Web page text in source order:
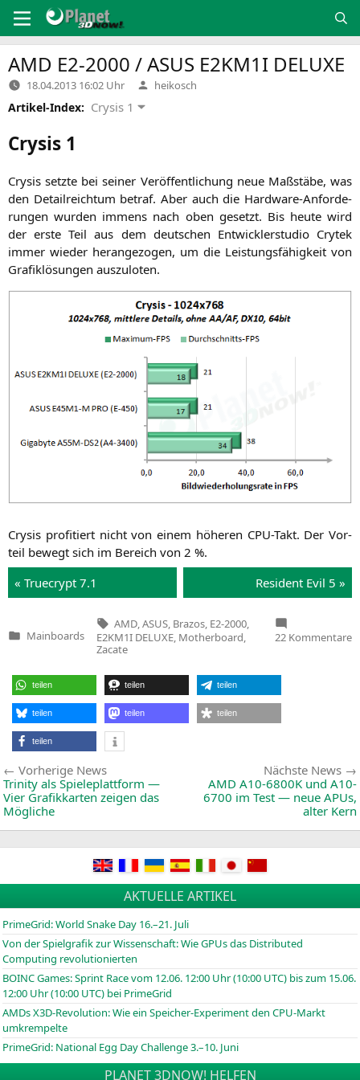
Inhalt
springen
AMD E2-2000 /ASUS E2KM1I DELUXE
18.04.2013 16:02 Uhr Verfasst
von
heikosch
Artikel-Index: Crysis 1
Crysis 1
Crysis setz­te bei sei­ner Ver­öf­fent­li­chung neue Maß­stä­be, was
den Detail­reich­tum betraf. Aber auch die Hard­ware-Anfor­de­
run­gen wur­den immens nach oben gesetzt. Bis heu­te wird
der ers­te Teil aus dem deut­schen Ent­wick­ler­stu­dio Crytek
immer wie­der her­an­ge­zo­gen, um die Leis­tungs­fä­hig­keit von
Gra­fik­lö­sun­gen auszuloten.
Crysis pro­fi­tiert nicht von einem höhe­ren CPU-Takt. Der Vor­
teil bewegt sich im Bereich von 2 %.
« True­crypt 7.1
Resi­dent Evil 5 »
Veröffentlicht
Mainboards
Tags:
AMD,ASUS, Brazos, E2-2000,
E2KM1I DELUXE, Motherboard
Zacate
22 Kommentare
teilen teilen teilen
teilen teilen teilen
teilen
Beitragsnavigation
Vorherige NewsVorherige
News:
Trinity als Spieleplattform —
Vier Grafikkarten zeigen das
Mögliche
Nächste News
AMD A10-6800K und A10-
6700 im Test — neue APUs,
alter Kern
AKTUELLE ARTIKEL
PrimeGrid: World Snake Day 16.–21. Juli
Von der Spielgrafik zur Wissenschaft: Wie GPUs das Distributed
Computing revolutionierten
BOINCGames: Sprint Race vom 12.06. 12:00 Uhr (10:00 UTC) bis zum 15.06.
12:00 Uhr (10:00 UTC) bei PrimeGrid
AMDs X3D-Revolution: Wie ein Speicher-Experiment den CPU-Markt
umkrempelte
PrimeGrid: National Egg Day Challenge 3.–10. Juni
PLANET 3DNOW! HELFEN